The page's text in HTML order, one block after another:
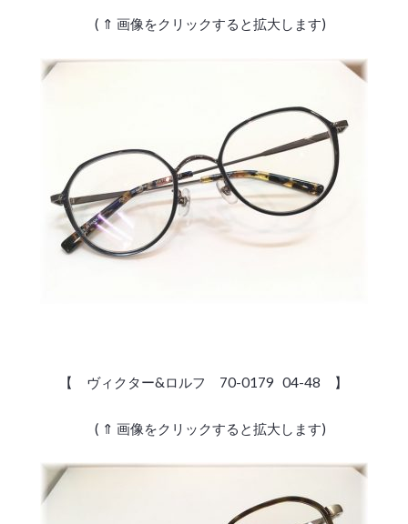
( ⇑ 画像をクリックすると拡大します)
【 ヴィクター&ロルフ 70-0179 04-48 】
( ⇑ 画像をクリックすると拡大します)